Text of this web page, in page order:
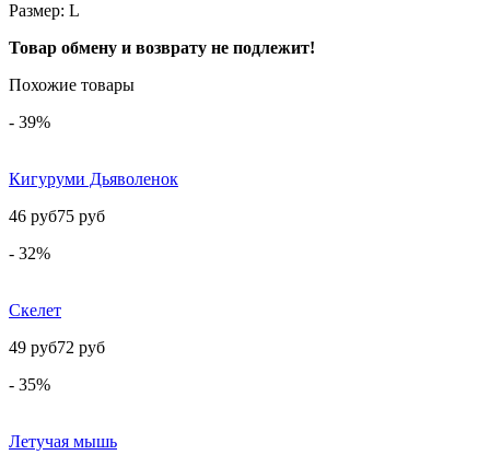
Размер: L
Товар обмену и возврату не подлежит!
Похожие товары
- 39%
Кигуруми Дьяволенок
46 руб75 руб
- 32%
Скелет
49 руб72 руб
- 35%
Летучая мышь